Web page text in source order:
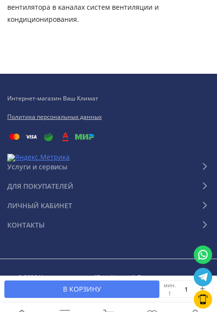
В КОРЗИНУ
мин.
1
вентилятора в каналах систем вентиляции и
кондиционирования.
Интернет-магазин Ваш Климат
Политика персональных данных
Услуги и сервисы
ДЛЯ ПОКУПАТЕЛЕЙ
ЛИЧНЫЙ КАБИНЕТ
КОНТАКТЫ
© 2026 Интернет-магазин "Ваш Климат". Все права защищены